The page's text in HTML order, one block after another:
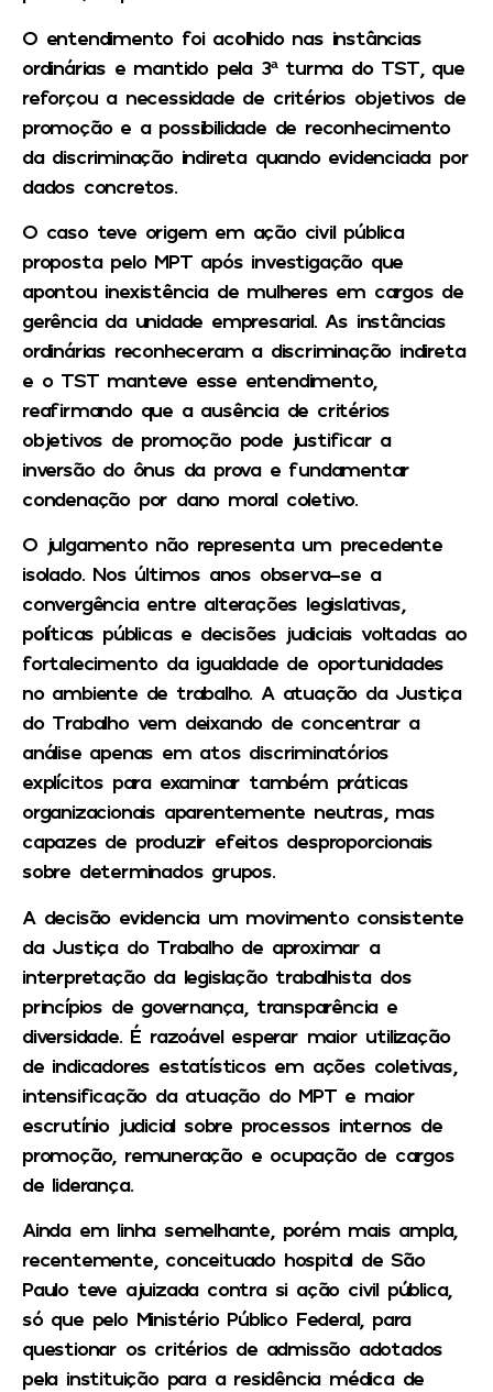
O entendimento foi acolhido nas instâncias
ordinárias e mantido pela 3ª turma do TST, que
reforçou a necessidade de critérios objetivos de
promoção e a possibilidade de reconhecimento
da discriminação indireta quando evidenciada por
dados concretos.
O caso teve origem em ação civil pública
proposta pelo MPT após investigação que
apontou inexistência de mulheres em cargos de
gerência da unidade empresarial. As instâncias
ordinárias reconheceram a discriminação indireta
e o TST manteve esse entendimento,
reafirmando que a ausência de critérios
objetivos de promoção pode justificar a
inversão do ônus da prova e fundamentar
condenação por dano moral coletivo.
O julgamento não representa um precedente
isolado. Nos últimos anos observa-se a
convergência entre alterações legislativas,
políticas públicas e decisões judiciais voltadas ao
fortalecimento da igualdade de oportunidades
no ambiente de trabalho. A atuação da Justiça
do Trabalho vem deixando de concentrar a
análise apenas em atos discriminatórios
explícitos para examinar também práticas
organizacionais aparentemente neutras, mas
capazes de produzir efeitos desproporcionais
sobre determinados grupos.
A decisão evidencia um movimento consistente
da Justiça do Trabalho de aproximar a
interpretação da legislação trabalhista dos
princípios de governança, transparência e
diversidade. É razoável esperar maior utilização
de indicadores estatísticos em ações coletivas,
intensificação da atuação do MPT e maior
escrutínio judicial sobre processos internos de
promoção, remuneração e ocupação de cargos
de liderança.
Ainda em linha semelhante, porém mais ampla,
recentemente, conceituado hospital de São
Paulo teve ajuizada contra si ação civil pública,
só que pelo Ministério Público Federal, para
questionar os critérios de admissão adotados
pela instituição para a residência médica de